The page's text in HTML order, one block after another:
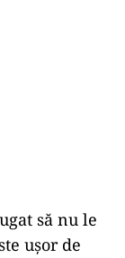
să nu le
ușor de